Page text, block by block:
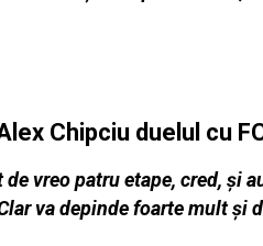
Chipciu duelul cu
de vreo patru etape, cred, și
va depinde foarte mult și